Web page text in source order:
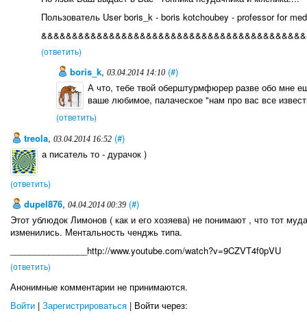
Пользователь User boris_k - boris kotchoubey - professor for
(ответить)
boris_k, 03.04.2014 14:10 (#)
А что, тебе твой оберштурмфюрер разве обо мне
ваше любимое, палаческое "нам про вас все
(ответить)
treola, 03.04.2014 16:52 (#)
а писатель то - дурачок )
(ответить)
dupel876, 04.04.2014 00:39 (#)
Этот ублюдок Лимонов ( как и его хозяева) не понимают , что тот
изменились. Ментальность ченджь типа.
________________http://www.youtube.com/watch?v=9CZVT4f0pVU
(ответить)
Анонимные комментарии не принимаются.
Войти | Зарегистрироваться | Войти через: